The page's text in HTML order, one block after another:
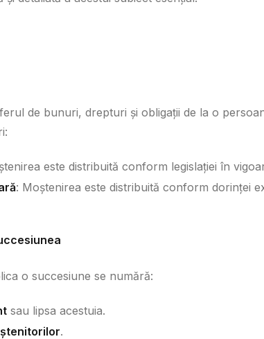
de bunuri, drepturi și obligații de la o
este distribuită conform legislației în
: Moștenirea este distribuită conform dorinței
o succesiune se numără:
sau lipsa acestuia.
.